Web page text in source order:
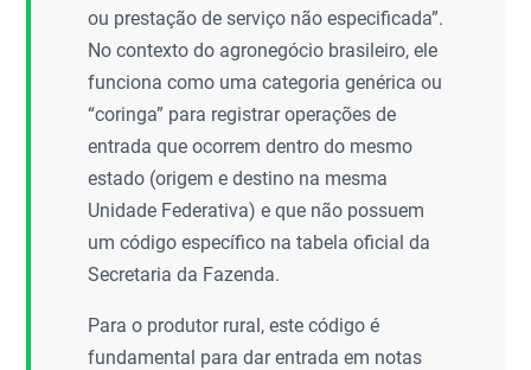
ou prestação de serviço não especificada”.
No contexto do agronegócio brasileiro, ele
funciona como uma categoria genérica ou
“coringa” para registrar operações de
entrada que ocorrem dentro do mesmo
estado (origem e destino na mesma
Unidade Federativa) e que não possuem
um código específico na tabela oficial da
Secretaria da Fazenda.
Para o produtor rural, este código é
fundamental para dar entrada em notas